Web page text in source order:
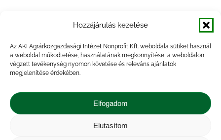
Hozzájárulás kezelése
Az AKI Agrárközgazdasági Intézet Nonprofit Kft. weboldala sütiket használ
a weboldal működtetése, használatának megkönnyítése, a weboldalon
végzett tevékenység nyomon követése és releváns ajánlatok
megjelenítése érdekében.
Elfogadom
Elutasítom
árumérlege, 2013. félév
árumérlege, 2014. félév